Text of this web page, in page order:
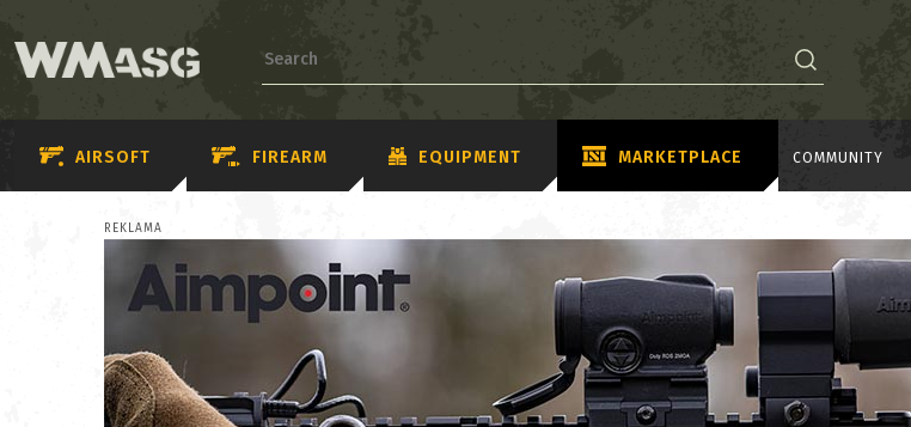
AIRSOFT FIREARM EQUIPMENT MARKETPLACE COMMUNITY
REKLAMA